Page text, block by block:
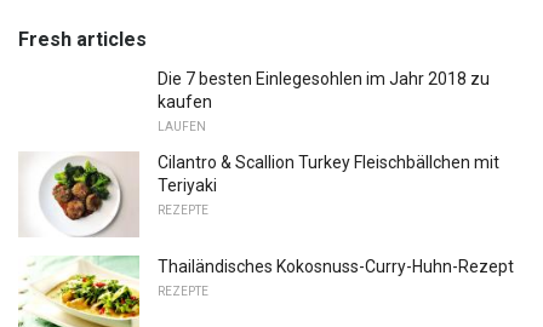
Fresh articles
Die 7 besten Einlegesohlen im Jahr 2018 zu
kaufen
LAUFEN
Cilantro & Scallion Turkey Fleischbällchen mit
Teriyaki
REZEPTE
Thailändisches Kokosnuss-Curry-Huhn-Rezept
REZEPTE